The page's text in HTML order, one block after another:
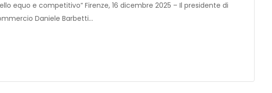
equo e competitivo” Firenze, 16 dicembre 2025 – Il presidente di
Daniele Barbetti…